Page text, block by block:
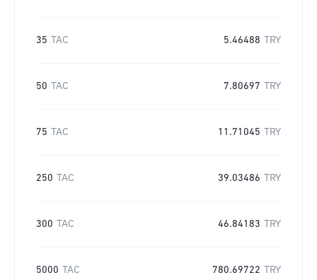
35 TAC 5.46488 TRY
50 TAC 7.80697 TRY
75 TAC 11.71045 TRY
250 TAC 39.03486 TRY
300 TAC 46.84183 TRY
5000 TAC 780.69722 TRY